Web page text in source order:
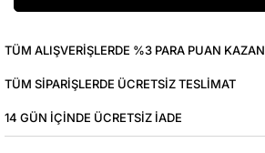
TÜM ALIŞVERIŞLERDE %3 PARA PUAN KAZAN
TÜM SIPARIŞLERDE ÜCRETSIZ TESLIMAT
14 GÜN IÇINDE ÜCRETSIZ IADE